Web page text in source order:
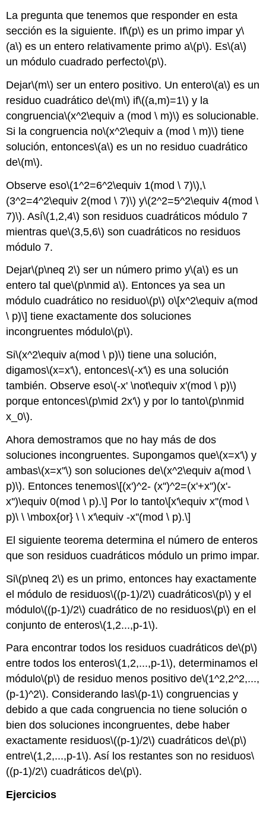
La pregunta que tenemos que responder en esta
sección es la siguiente. If\(p\) es un primo impar y\
(a\) es un entero relativamente primo a\(p\). Es\(a\)
un módulo cuadrado perfecto\(p\).
Dejar\(m\) ser un entero positivo. Un entero\(a\) es un
residuo cuadrático de\(m\) if\((a,m)=1\) y la
congruencia\(x^2\equiv a (mod \ m)\) es solucionable.
Si la congruencia no\(x^2\equiv a (mod \ m)\) tiene
solución, entonces\(a\) es un no residuo cuadrático
de\(m\).
Observe eso\(1^2=6^2\equiv 1(mod \ 7)\),\
(3^2=4^2\equiv 2(mod \ 7)\) y\(2^2=5^2\equiv 4(mod \
7)\). Así\(1,2,4\) son residuos cuadráticos módulo 7
mientras que\(3,5,6\) son cuadráticos no residuos
módulo 7.
Dejar\(p\neq 2\) ser un número primo y\(a\) es un
entero tal que\(p\nmid a\). Entonces ya sea un
módulo cuadrático no residuo\(p\) o\[x^2\equiv a(mod
\ p)\] tiene exactamente dos soluciones
incongruentes módulo\(p\).
Si\(x^2\equiv a(mod \ p)\) tiene una solución,
digamos\(x=x'\), entonces\(-x'\) es una solución
también. Observe eso\(-x' \not\equiv x'(mod \ p)\)
porque entonces\(p\mid 2x'\) y por lo tanto\(p\nmid
x_0\).
Ahora demostramos que no hay más de dos
soluciones incongruentes. Supongamos que\(x=x'\) y
ambas\(x=x''\) son soluciones de\(x^2\equiv a(mod \
p)\). Entonces tenemos\[(x')^2- (x'')^2=(x'+x'')(x'-
x'')\equiv 0(mod \ p).\] Por lo tanto\[x'\equiv x''(mod \
p)\ \ \mbox{or} \ \ x'\equiv -x''(mod \ p).\]
El siguiente teorema determina el número de enteros
que son residuos cuadráticos módulo un primo impar.
Si\(p\neq 2\) es un primo, entonces hay exactamente
el módulo de residuos\((p-1)/2\) cuadráticos\(p\) y el
módulo\((p-1)/2\) cuadrático de no residuos\(p\) en el
conjunto de enteros\(1,2...,p-1\).
Para encontrar todos los residuos cuadráticos de\(p\)
entre todos los enteros\(1,2,...,p-1\), determinamos el
módulo\(p\) de residuo menos positivo de\(1^2,2^2,...,
(p-1)^2\). Considerando las\(p-1\) congruencias y
debido a que cada congruencia no tiene solución o
bien dos soluciones incongruentes, debe haber
exactamente residuos\((p-1)/2\) cuadráticos de\(p\)
entre\(1,2,...,p-1\). Así los restantes son no residuos\
((p-1)/2\) cuadráticos de\(p\).
Ejercicios